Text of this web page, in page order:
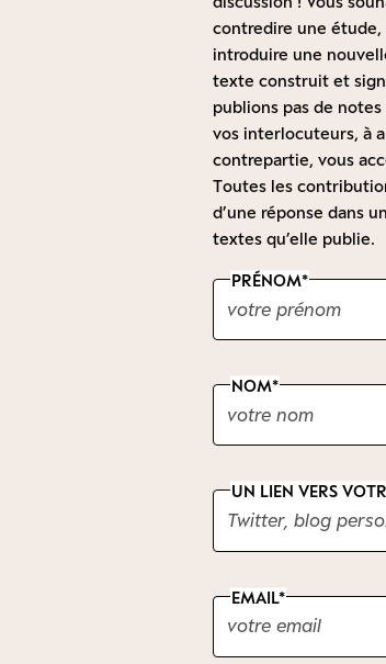
contredire une
introduire une
texte construit et
publions pas de
vos interlocuteurs, à
contrepartie, vous
Toutes les
d’une réponse dans
textes qu’elle publie.
PRÉNOM
NOM
UN LIEN VERS
EMAIL